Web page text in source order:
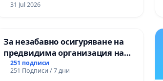
31 Jul 2026
За незабавно осигуряване на
предвидима организация на
учебния процес и гарантиране
на правото на равнопоставено
251 подписи
251 Подписи / 7 дни